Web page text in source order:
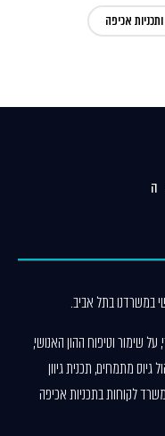
אכיפה
במשרדנו בתל אביב.
שימור וטיפוח ההון האנושי,
גיוס מתמחים, תכנית גיוון
לקוחות בתכניות אכיפה